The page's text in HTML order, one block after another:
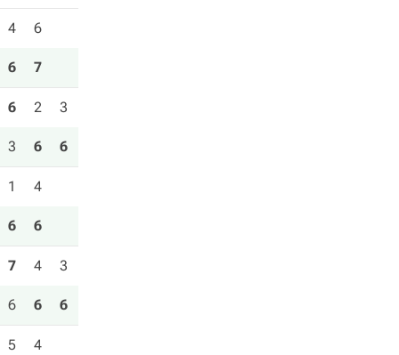
4 6
6 7
6 2 3
3 6 6
1 4
6 6
7 4 3
6 6 6
5 4